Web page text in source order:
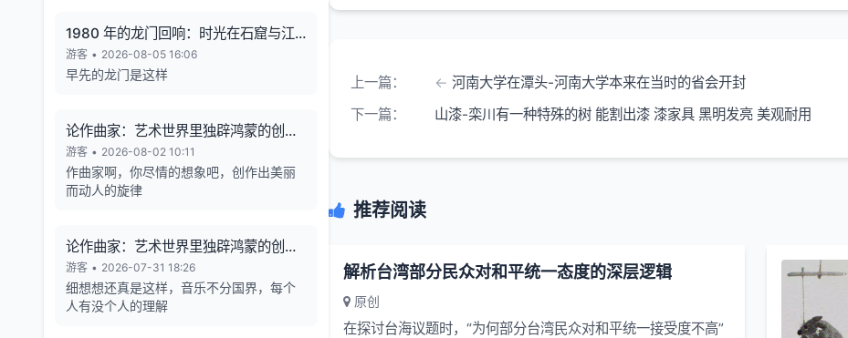
1980 年的龙门回响：时光在石窟与江
风中凝固
游客 • 2026-08-05 16:06
早先的龙门是这样
论作曲家：艺术世界里独辟鸿蒙的创造
者
游客 • 2026-08-02 10:11
作曲家啊，你尽情的想象吧，创作出美丽
而动人的旋律
论作曲家：艺术世界里独辟鸿蒙的创造
者
游客 • 2026-07-31 18:26
细想想还真是这样，音乐不分国界，每个
人有没个人的理解
上一篇：
河南大学在潭头-河南大学本来在当时的省会开封
下一篇：
山漆-栾川有一种特殊的树 能割出漆 漆家具 黑明发亮 美观耐用
推荐阅读
解析台湾部分民众对和平统一态度的深层逻辑
原创
在探讨台海议题时，“为何部分台湾民众对和平统一接受度不高”